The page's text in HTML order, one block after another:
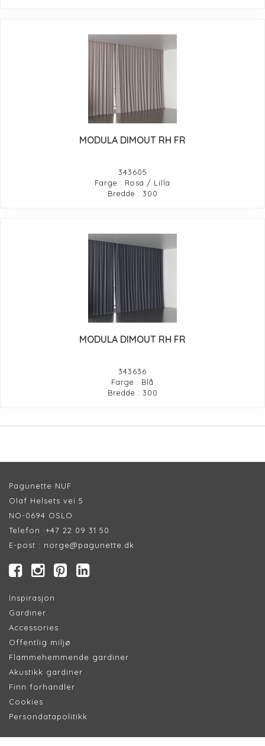
MODULA DIMOUT RH FR
343605
Farge : Rosa / Lilla
Bredde : 300
MODULA DIMOUT RH FR
343636
Farge : Blå
Bredde : 300
Pagunette NUF
Olaf Helsets vei 5
NO-0694 OSLO
Telefon :+47 22 09 31 50
E-post : norge@pagunette.dk
Inspirasjon
Gardiner
Accessories
Offentlig miljø
Flammehemmende gardiner
Akustikk gardiner
Finn forhandler
Cookies
Persondatapolitikk